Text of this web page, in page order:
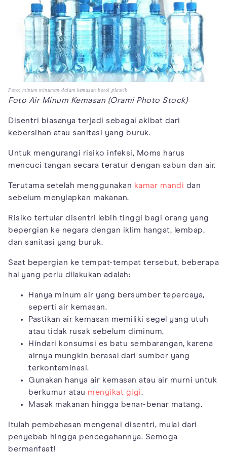
Foto: minum minuman dalam kemasan botol plastik
Foto Air Minum Kemasan (Orami Photo Stock)
Disentri biasanya terjadi sebagai akibat dari
kebersihan atau sanitasi yang buruk.
Untuk mengurangi risiko infeksi, Moms harus
mencuci tangan secara teratur dengan sabun dan air.
Terutama setelah menggunakan kamar mandi dan
sebelum menyiapkan makanan.
Risiko tertular disentri lebih tinggi bagi orang yang
bepergian ke negara dengan iklim hangat, lembap,
dan sanitasi yang buruk.
Saat bepergian ke tempat-tempat tersebut, beberapa
hal yang perlu dilakukan adalah:
Hanya minum air yang bersumber tepercaya,
seperti air kemasan.
Pastikan air kemasan memiliki segel yang utuh
atau tidak rusak sebelum diminum.
Hindari konsumsi es batu sembarangan, karena
airnya mungkin berasal dari sumber yang
terkontaminasi.
Gunakan hanya air kemasan atau air murni untuk
berkumur atau menyikat gigi.
Masak makanan hingga benar-benar matang.
Itulah pembahasan mengenai disentri, mulai dari
penyebab hingga pencegahannya. Semoga
bermanfaat!